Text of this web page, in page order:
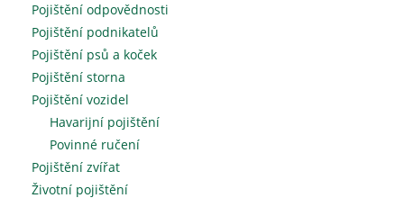
Pojištění odpovědnosti
Pojištění podnikatelů
Pojištění psů a koček
Pojištění storna
Pojištění vozidel
Havarijní pojištění
Povinné ručení
Pojištění zvířat
Životní pojištění